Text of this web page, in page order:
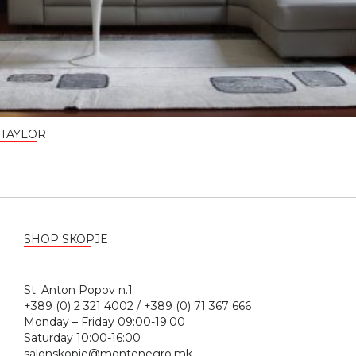
TAYLOR
SHOP SKOPJE
St. Anton Popov n.1
+389 (0) 2 321 4002 / +389 (0) 71 367 666
Monday – Friday 09:00-19:00
Saturday 10:00-16:00